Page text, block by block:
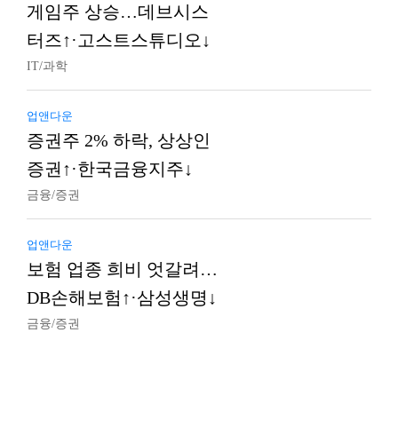
게임주 상승…데브시스
터즈↑·고스트스튜디오↓
IT/과학
업앤다운
증권주 2% 하락, 상상인
증권↑·한국금융지주↓
금융/증권
업앤다운
보험 업종 희비 엇갈려…
DB손해보험↑·삼성생명↓
금융/증권